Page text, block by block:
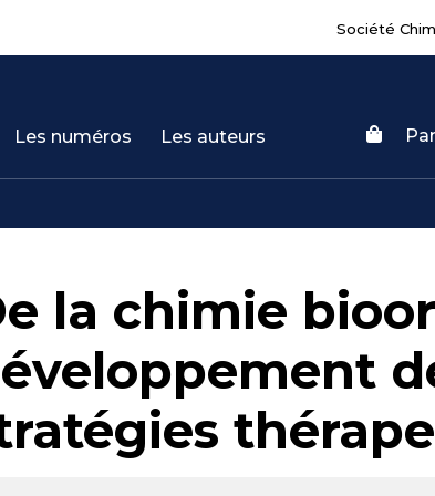
Société
Les numéros Les auteurs
la chimie